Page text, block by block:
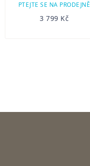
PTEJTE SE NA PRODEJNĚ
3 799 Kč